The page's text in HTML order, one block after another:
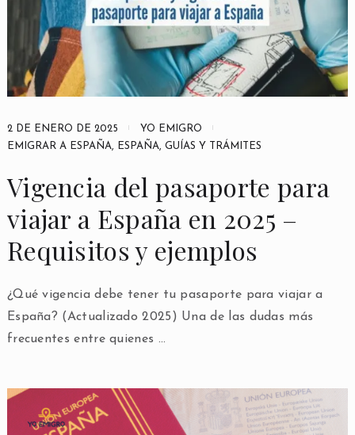
2 DE ENERO DE 2025
YO EMIGRO
EMIGRAR A ESPAÑA, ESPAÑA, GUÍAS Y TRÁMITES
Vigencia del pasaporte para
viajar a España en 2025 –
Requisitos y ejemplos
¿Qué vigencia debe tener tu pasaporte para viajar a
España? (Actualizado 2025) Una de las dudas más
frecuentes entre quienes …